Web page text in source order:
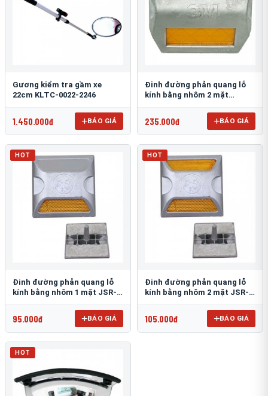
Gương kiểm tra gầm xe
22cm KLTC-0022-2246
1.450.000đ BÁO GIÁ
Đinh đường phản quang lỗ
kính bằng nhôm 2 mặt
235.000đ BÁO GIÁ
HOT
Đinh đường phản quang lỗ
kính bằng nhôm 1 mặt JSR-
95.000đ BÁO GIÁ
HOT
Đinh đường phản quang lỗ
kính bằng nhôm 2 mặt JSR-
105.000đ BÁO GIÁ
HOT